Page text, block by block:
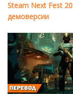
Steam Next Fest
демоверсии